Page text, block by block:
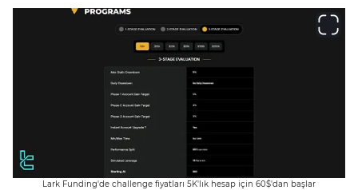
Lark Funding'de challenge fiyatları 5K'lık hesap için 60$'dan başlar